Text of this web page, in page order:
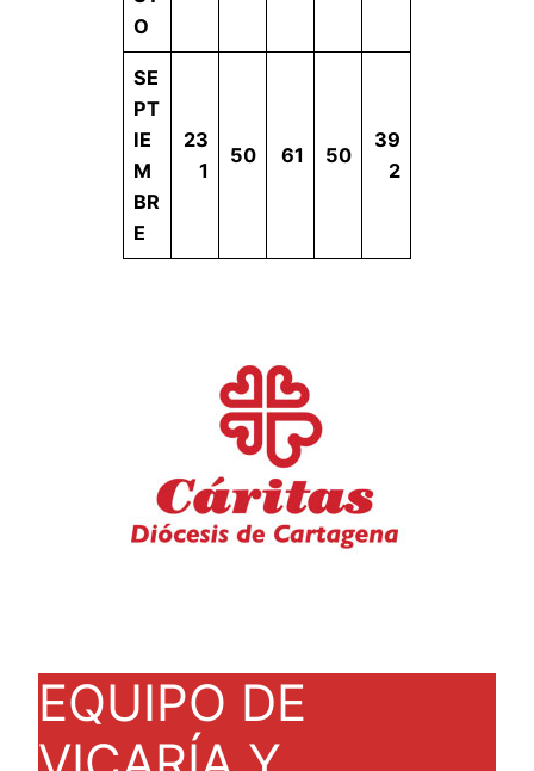
O
SE
PT
IE
M
BR
E
23
1
50 61 50
39
2
EQUIPO DE